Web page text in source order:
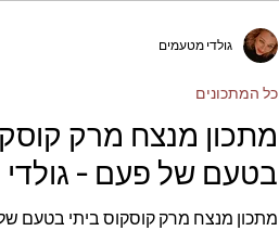
מתכון מנצח מרק
בטעם של פעם -
מתכון מנצח מרק קוסקוס ביתי בטעם
כל המתכונים
גולדי מטעמים